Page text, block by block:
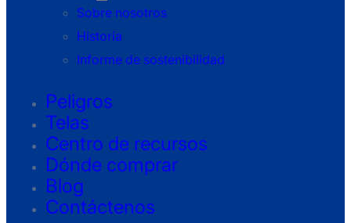
Sobre nosotros
Historia
Informe de sostenibilidad
Peligros
Telas
Centro de recursos
Dónde comprar
Blog
Contáctenos